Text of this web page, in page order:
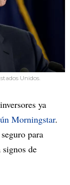
Unidos.
ya
Morningstar.
para
de